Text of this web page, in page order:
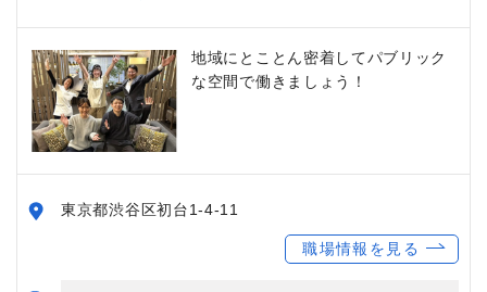
地域にとことん密着してパブリック
な空間で働きましょう！
東京都渋谷区初台1-4-11
職場情報を見る